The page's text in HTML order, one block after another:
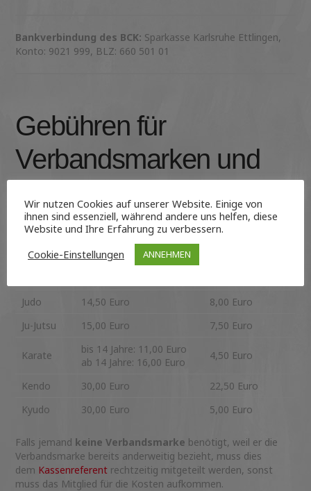
Bankverbindung des BCK: Sparkasse Karlsruhe Ettlingen,
Konto: 9021 999, BLZ: 660 501 01
Gebühren für
Verbandsmarken und
Pässe
Sportart Verbandsmarke
Judo
14,50 Euro
8,00 Euro
Ju-Jutsu
15,00 Euro 7,50 Euro
Karate
bis 14 Jahre: 11,00 Euro
ab 14 Jahre: 16,00 Euro
4,50 Euro
Kendo 30,00 Euro
22,50 Euro
Kyudo
30,00 Euro 5,00 Euro
Falls jemand keine Verbandsmarke benötigt, weil er die
Verbandsmarke bereits anderweitig bezieht, muss dies
dem Kassenreferent rechtzeitig mitgeteilt werden, sonst
muss das Mitglied für die Kosten aufkommen.
Wir nutzen Cookies auf unserer Website. Einige von
ihnen sind essenziell, während andere uns helfen, diese
Website und Ihre Erfahrung zu verbessern.
Cookie-Einstellungen
ANNEHMEN